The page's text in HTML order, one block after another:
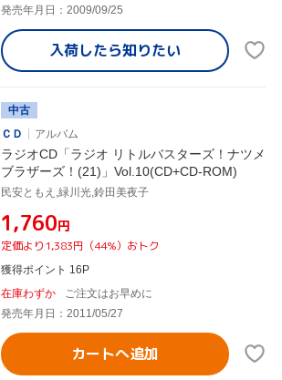
発売年月日：2009/09/25
入荷したら知りたい
中古
ＣＤ
アルバム
ラジオCD「ラジオ リトルバスターズ！ナツメ
ブラザーズ！(21)」Vol.10(CD+CD-ROM)
民安ともえ,緑川光,鈴田美夜子
¥1,760円
定価より1,383円（44%）おトク
獲得ポイント 16P
在庫わずか
ご注文はお早めに
発売年月日：2011/05/27
カートへ追加